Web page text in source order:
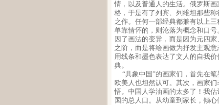
情，以及普通人的生活。俄罗斯
格，于是有了列宾、列维坦那些
之作。任何一部经典都兼有以上
单靠情怀的，则沦落为概念和口
因了画法的变异，而是因为元四
之阶，而是将绘画做为抒发主观
用线条和墨色表达了文人的自我
典。
“具象中国”的画家们，首先在笔
欧美人也坦然认可。其次，画家
悟。中国人学油画的太多了！我
国的总人口。从幼童到家长，倾